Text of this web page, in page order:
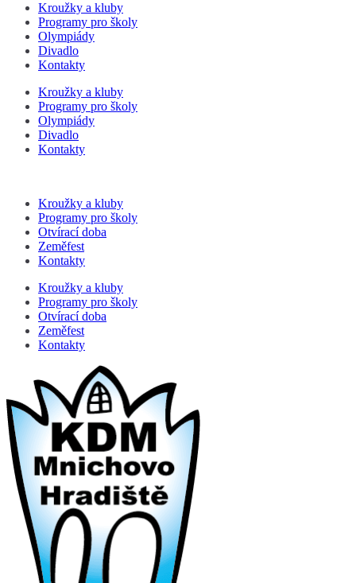
Kroužky a kluby
Programy pro školy
Olympiády
Divadlo
Kontakty
Kroužky a kluby
Programy pro školy
Olympiády
Divadlo
Kontakty
Kroužky a kluby
Programy pro školy
Otvírací doba
Zeměfest
Kontakty
Kroužky a kluby
Programy pro školy
Otvírací doba
Zeměfest
Kontakty